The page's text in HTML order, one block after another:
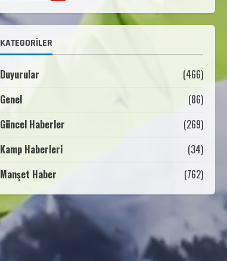
Millî Savunma Bakanlığı Kara,
(2026-2 Dönem) Sporcu Branşı
Sözleşmeli Er Temini Başvuruları
Başlamıştır.
2
ANALİG TEKERLEKLİ KAYAK
22 Temmuz 2026
TÜRKİYE ŞAMPİYONASI GÖREVLİ
LİSTESİ
KATEGORILER
Duyurular
(466)
Genel
(86)
Güncel Haberler
(269)
Kamp Haberleri
(34)
Manşet Haber
(762)